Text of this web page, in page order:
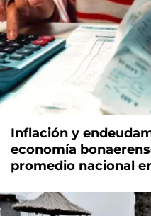
Inflación y
economía
promedio nacional